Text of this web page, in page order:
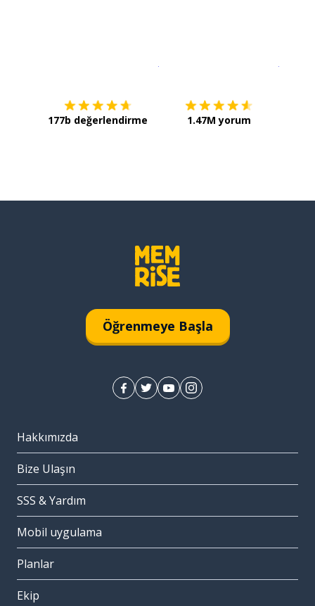
177b değerlendirme 1.47M yorum
Öğrenmeye Başla
Hakkımızda
Bize Ulaşın
SSS & Yardım
Mobil uygulama
Planlar
Ekip